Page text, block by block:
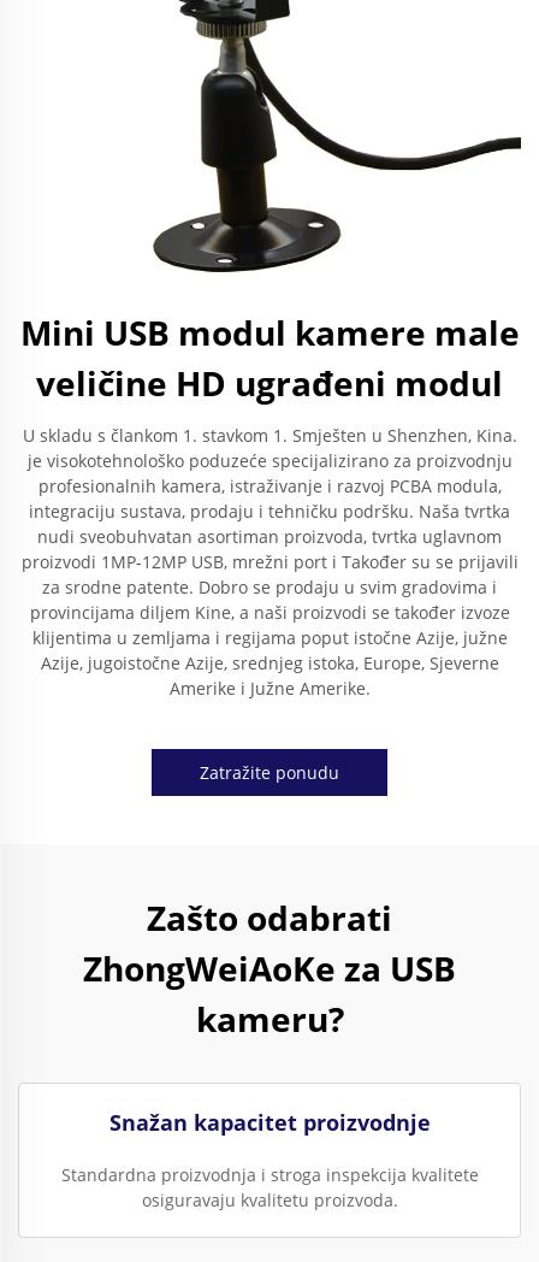
Mini USB modul kamere male
veličine HD ugrađeni modul
U skladu s člankom 1. stavkom 1. Smješten u Shenzhen, Kina.
je visokotehnološko poduzeće specijalizirano za proizvodnju
profesionalnih kamera, istraživanje i razvoj PCBA modula,
integraciju sustava, prodaju i tehničku podršku. Naša tvrtka
nudi sveobuhvatan asortiman proizvoda, tvrtka uglavnom
proizvodi 1MP-12MP USB, mrežni port i Također su se prijavili
za srodne patente. Dobro se prodaju u svim gradovima i
provincijama diljem Kine, a naši proizvodi se također izvoze
klijentima u zemljama i regijama poput istočne Azije, južne
Azije, jugoistočne Azije, srednjeg istoka, Europe, Sjeverne
Amerike i Južne Amerike.
Zatražite ponudu
Zašto odabrati
ZhongWeiAoKe za USB
kameru?
Snažan kapacitet proizvodnje
Standardna proizvodnja i stroga inspekcija kvalitete
osiguravaju kvalitetu proizvoda.